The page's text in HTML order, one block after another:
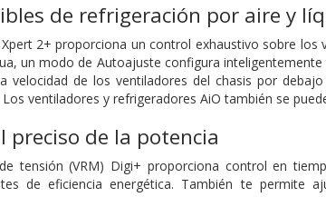
de refrigeración por aire y
Xpert 2+ proporciona un control exhaustivo sobre
un modo de Autoajuste configura
velocidad de los ventiladores del chasis por
ventiladores y refrigeradores AiO también se
de la potencia
tensión (VRM) Digi+ proporciona control en
de eficiencia energética. También te permite